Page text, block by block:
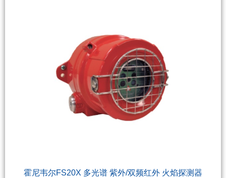
霍尼韦尔FS20X 多光谱 紫外/双频红外 火焰探测器